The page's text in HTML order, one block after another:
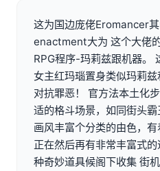
这为国边庞佬Eromancer
enactment大为 这个大佬
RPG程序-玛莉兹跟机器
女主红玛瑙置身类似玛莉
对抗罪恶！ 官方法本土化
适的格斗场景，如同街头
画风丰富个分类的由色，
正在然后再有非常丰富式
种奇妙道具候阁下收集 街